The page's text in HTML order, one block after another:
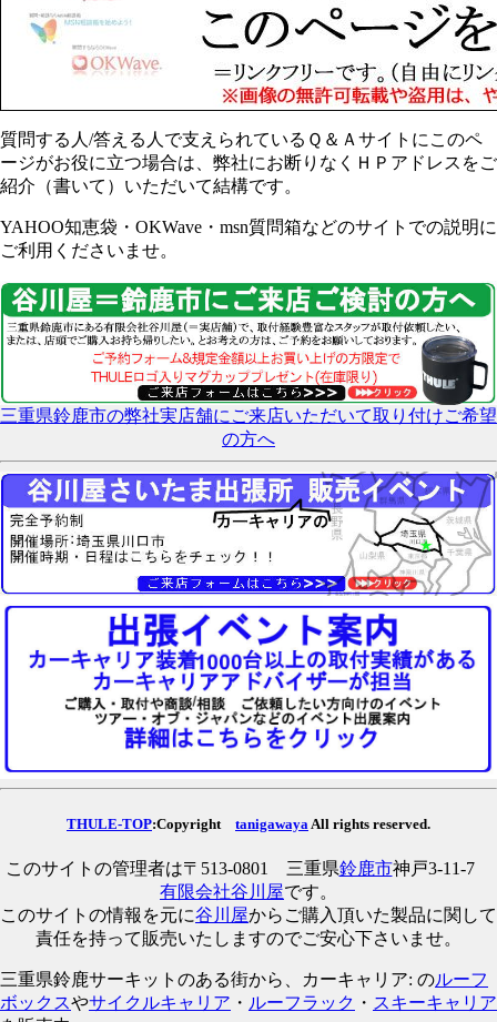
質問する人/答える人で支えられているＱ＆Ａサイトにこのペ
ージがお役に立つ場合は、弊社にお断りなくＨＰアドレスをご
紹介（書いて）いただいて結構です。
YAHOO知恵袋・OKWave・msn質問箱などのサイトでの説明に
ご利用くださいませ。
三重県鈴鹿市の弊社実店舗にご来店いただいて取り付けご希望
の方へ
THULE-TOP:Copyright tanigawaya All rights reserved.
このサイトの管理者は〒513-0801 三重県鈴鹿市神戸3-11-7
有限会社谷川屋です。
このサイトの情報を元に谷川屋からご購入頂いた製品に関して
責任を持って販売いたしますのでご安心下さいませ。
三重県鈴鹿サーキットのある街から、カーキャリア: のルーフ
ボックスやサイクルキャリア ・ ルーフラック ・ スキーキャリア